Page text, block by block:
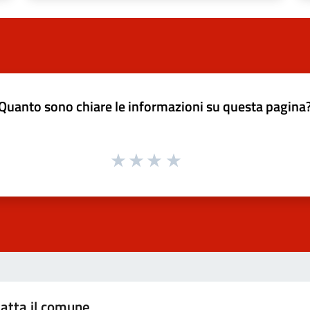
sono chiare le informazioni su questa